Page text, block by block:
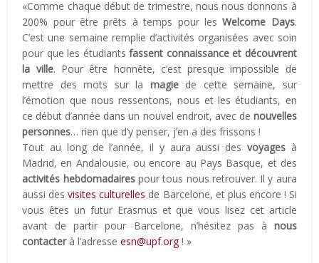
«Comme chaque début de trimestre, nous nous donnons à
200% pour être prêts à temps pour lesWelcome Days.
C’est une semaine remplie d’activités organisées avec soin
pour que les étudiantsfassent connaissance et découvrent
la ville. Pour être honnête, c’est presque impossible de
mettre des mots sur la magiede cette semaine, sur
l’émotion que nous ressentons, nous et les étudiants, en
ce début d’année dans un nouvel endroit, avec de nouvelles
personnes… rien que d’y penser, j’en a des frissons !
Tout au long de l’année, il y aura aussi desvoyages à
Madrid, en Andalousie, ou encore au Pays Basque, et des
activités hebdomadairespour tous nous retrouver. Il y aura
aussi desvisites culturelles de Barcelone, et plus encore ! Si
vous êtes un futur Erasmus et que vous lisez cet article
avant de partir pour Barcelone, n’hésitez pas à nous
contacterà l’adresseesn@upf.org! »